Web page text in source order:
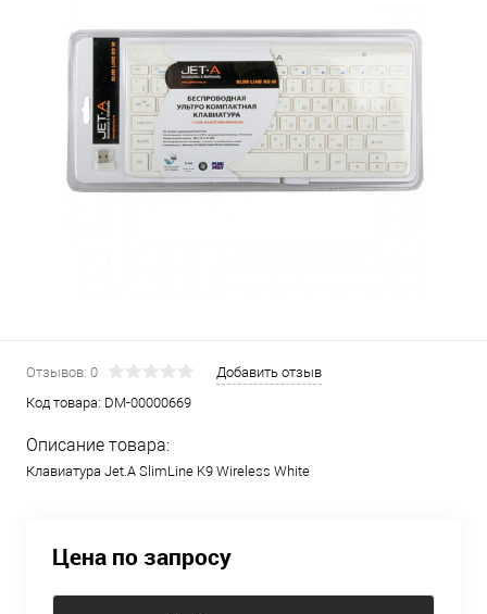
Отзывов: 0
Добавить отзыв
Код товара: DM-00000669
Описание товара:
Клавиатура Jet.A SlimLine K9 Wireless White
Цена по запросу